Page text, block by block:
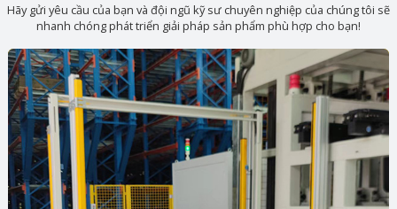
Hãy gửi yêu cầu của bạn và đội ngũ kỹ sư chuyên nghiệp của chúng tôi sẽ
nhanh chóng phát triển giải pháp sản phẩm phù hợp cho bạn!